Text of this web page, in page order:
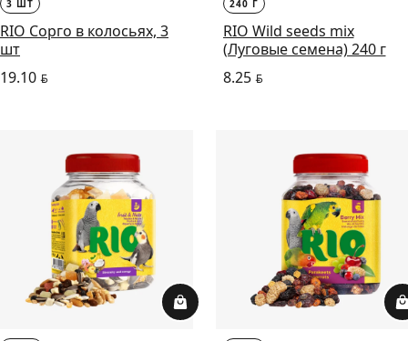
3 ШТ
RIO Сорго в колосьях, 3
шт
19.10 BYN
240 Г
RIO Wild seeds mix
(Луговые семена) 240 г
8.25BYN